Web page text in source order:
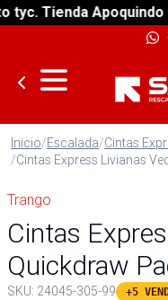
Tienda Apoquindo
Inicio/Escalada/Cintas
/Cintas Express Livianas
Trango
Cintas
Quickdraw
SKU: 24045-305-99 +5